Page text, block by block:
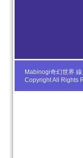
Mabinogi奇幻世界
Copyright All Rights